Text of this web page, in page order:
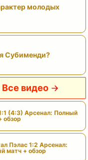
молодых
Субименди?
Все видео
(4:3) Арсенал: Полный
обзор
Пэлас 1:2 Арсенал:
матч + обзор